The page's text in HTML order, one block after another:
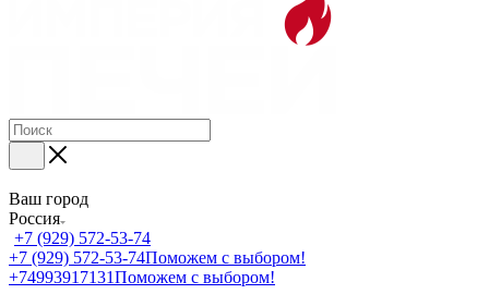
Ваш город
Россия
+7 (929) 572-53-74
+7 (929) 572-53-74Поможем с выбором!
+74993917131Поможем с выбором!